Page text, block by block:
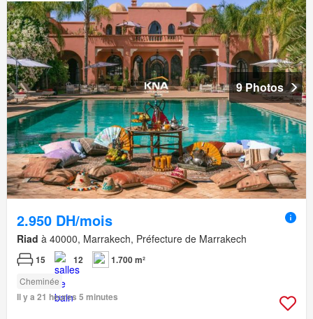
9 Photos
2.950 DH/mois
Riad à 40000, Marrakech, Préfecture de Marrakech
15 12 1.700 m²
Cheminée
Il y a 21 heures 5 minutes